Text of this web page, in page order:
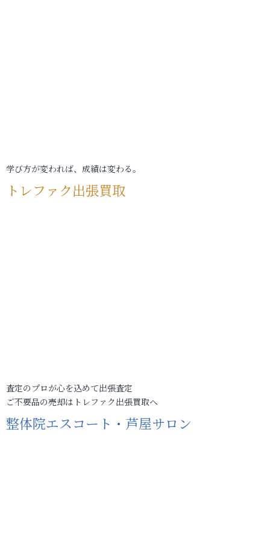
学び方が変われば、成績は変わる。
トレファク出張買取
査定のプロが心を込めて出張査定
ご不要品の売却はトレファク出張買取へ
整体院エスコート・芦屋サロン